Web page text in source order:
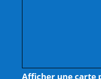
Afficher une carte